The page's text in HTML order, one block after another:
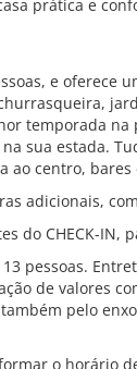
prática e
e oferece
temporada na
sua estada.
ao centro,
adicionais,
do CHECK-
pessoas.
de valores
pelo
o horário